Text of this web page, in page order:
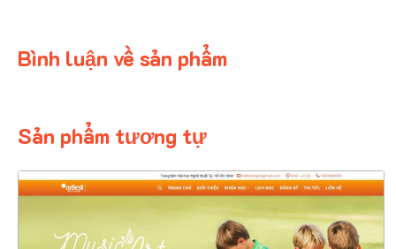
Bình luận về sản phẩm
Sản phẩm tương tự